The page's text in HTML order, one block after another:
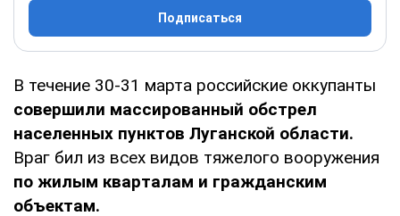
Подписаться
В течение 30-31 марта российские оккупанты
совершили массированный обстрел
населенных пунктов Луганской области.
Враг бил из всех видов тяжелого вооружения
по жилым кварталам и гражданским
объектам.